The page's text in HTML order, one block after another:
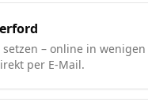
– online in wenigen
per E-Mail.